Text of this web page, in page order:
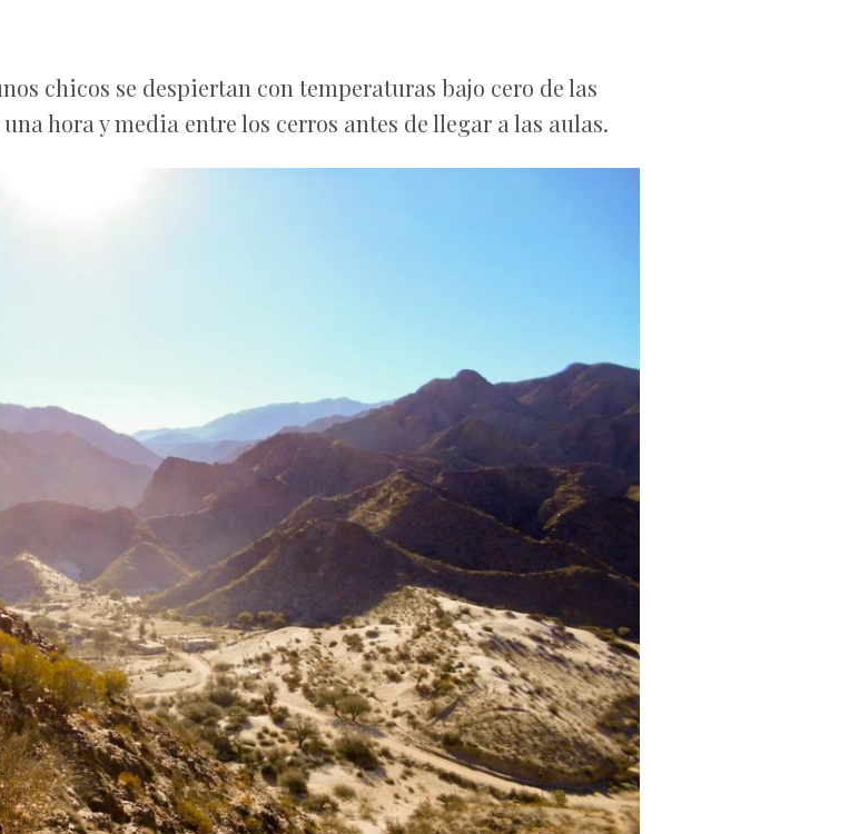
chicos se despiertan con temperaturas bajo cero de las
hora y media entre los cerros antes de llegar a las aulas.